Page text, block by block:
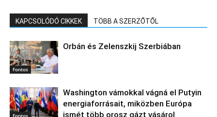
KAPCSOLÓDÓ CIKKEK TÖBB A SZERZŐTŐL
Fontos
Orbán és Zelenszkij Szerbiában
Washington vámokkal vágná el Putyin
energiaforrásait, miközben Európa
ismét több orosz gázt vásárol